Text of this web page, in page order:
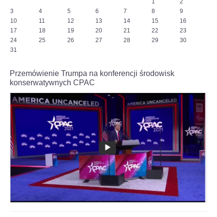
wyzwanie.
-
Każdy
z
nas
„ścieżkę
zdrowia”
i
nie
pomylić
się
ani
razu.
Teraz
przed
z
którego
3
4 5 6 7 8
9
10
11 12 13 14 15
16
17
18 19 20 21 22
23
24
25 26 27 28 29
30
31
Przemówienie Trumpa na konferencji środowisk
konserwatywnych CPAC